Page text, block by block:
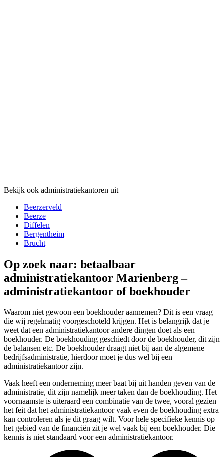
Bekijk ook administratiekantoren uit
Beerzerveld
Beerze
Diffelen
Bergentheim
Brucht
Op zoek naar: betaalbaar
administratiekantoor Marienberg –
administratiekantoor of boekhouder
Waarom niet gewoon een boekhouder aannemen? Dit is een vraag
die wij regelmatig voorgeschoteld krijgen. Het is belangrijk dat je
weet dat een administratiekantoor andere dingen doet als een
boekhouder. De boekhouding geschiedt door de boekhouder, dit zijn
de balansen etc. De boekhouder draagt niet bij aan de algemene
bedrijfsadministratie, hierdoor moet je dus wel bij een
administratiekantoor zijn.
Vaak heeft een onderneming meer baat bij uit handen geven van de
administratie, dit zijn namelijk meer taken dan de boekhouding. Het
voornaamste is uiteraard een combinatie van de twee, vooral gezien
het feit dat het administratiekantoor vaak even de boekhouding extra
kan controleren als je dit graag wilt. Voor hele specifieke kennis op
het gebied van de financiën zit je wel vaak bij een boekhouder. Die
kennis is niet standaard voor een administratiekantoor.